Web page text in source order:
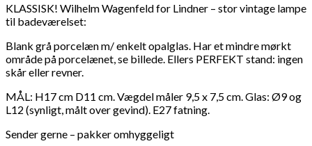
KLASSISK! Wilhelm Wagenfeld for Lindner – stor vintage lampe
til badeværelset:
Blank grå porcelæn m/ enkelt opalglas. Har et mindre mørkt
område på porcelænet, se billede. Ellers PERFEKT stand: ingen
skår eller revner.
MÅL: H17 cm D11 cm. Vægdel måler 9,5 x 7,5 cm. Glas: Ø9 og
L12 (synligt, målt over gevind). E27 fatning.
Sender gerne – pakker omhyggeligt